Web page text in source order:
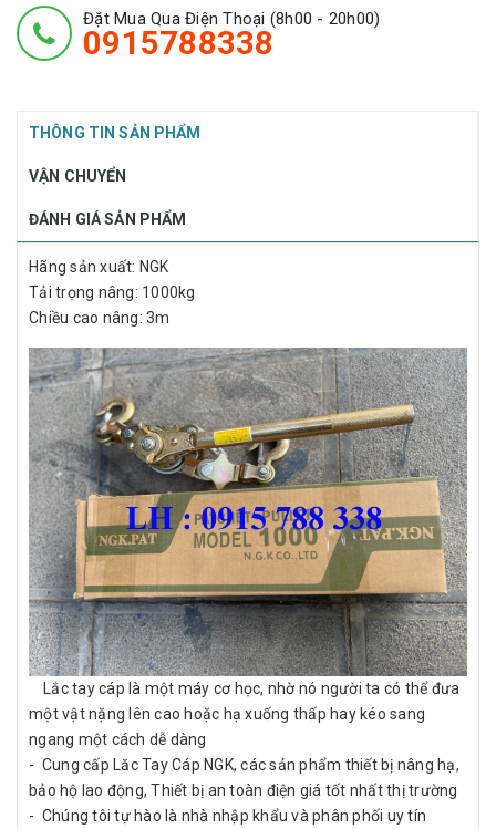
Đặt Mua Qua Điện Thoại (8h00 - 20h00)
0915788338
THÔNG TIN SẢN PHẨM
VẬN CHUYỂN
ĐÁNH GIÁ SẢN PHẨM
Hãng sản xuất: NGK
Tải trọng nâng: 1000kg
Chiều cao nâng: 3m
Lắc tay cáp là một máy cơ học, nhờ nó người ta có thể đưa
một vật nặng lên cao hoặc hạ xuống thấp hay kéo sang
ngang một cách dễ dàng
- Cung cấp Lăc Tay Cáp NGK, các sản phẩm thiết bị nâng hạ,
bảo hộ lao động, Thiết bị an toàn điện giá tốt nhất thị trường
- Chúng tôi tự hào là nhà nhập khẩu và phân phối uy tín